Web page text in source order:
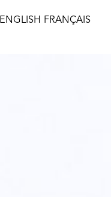
ENGLISH FRANÇAIS